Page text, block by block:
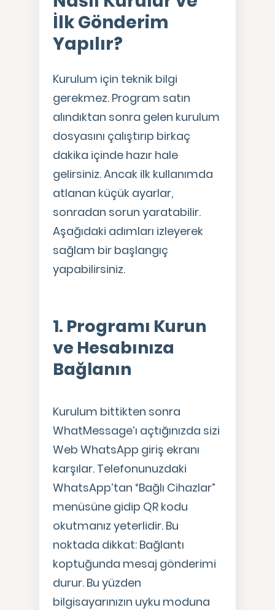
İlk Gönderim
Yapılır?
Kurulum için teknik bilgi
gerekmez. Program satın
alındıktan sonra gelen kurulum
dosyasını çalıştırıp birkaç
dakika içinde hazır hale
gelirsiniz. Ancak ilk kullanımda
atlanan küçük ayarlar,
sonradan sorun yaratabilir.
Aşağıdaki adımları izleyerek
sağlam bir başlangıç
yapabilirsiniz.
1. Programı Kurun
ve Hesabınıza
Bağlanın
Kurulum bittikten sonra
WhatMessage’ı açtığınızda sizi
Web WhatsApp giriş ekranı
karşılar. Telefonunuzdaki
WhatsApp’tan “Bağlı Cihazlar”
menüsüne gidip QR kodu
okutmanız yeterlidir. Bu
noktada dikkat: Bağlantı
koptuğunda mesaj gönderimi
durur. Bu yüzden
bilgisayarınızın uyku moduna